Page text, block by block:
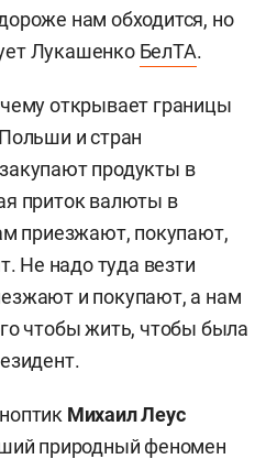
нам обходится, но
Лукашенко БелТА.
открывает границы
и стран
продукты в
приток валюты в
приезжают, покупают,
Не надо туда везти
и покупают, а нам
чтобы жить, чтобы была
Михаил Леус
природный феномен